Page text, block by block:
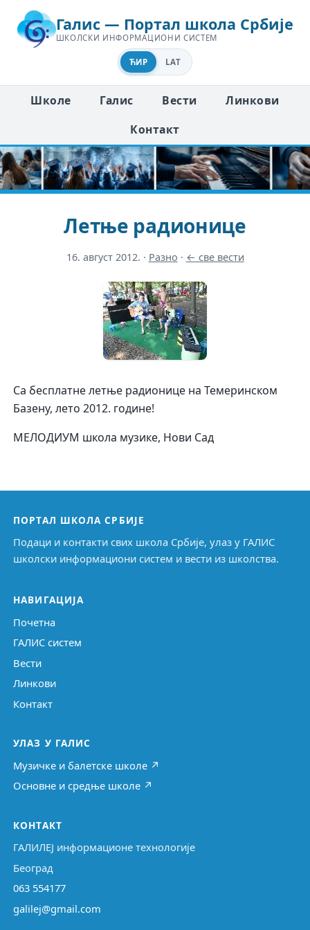
Галис — Портал школа Србије
ШКОЛСКИ ИНФОРМАЦИОНИ СИСТЕМ
ЋИР LAT
Школе Галис Вести
Линкови
Контакт
Летње радионице
16. август 2012. · Разно · ← све вести
Са бесплатне летње радионице на Темеринском
Базену, лето 2012. године!
МЕЛОДИУМ школа музике, Нови Сад
ПОРТАЛ ШКОЛА СРБИЈЕ
Подаци и контакти свих школа Србије, улаз у ГАЛИС
школски информациони систем и вести из школства.
НАВИГАЦИЈА
Почетна
ГАЛИС систем
Вести
Линкови
Контакт
УЛАЗ У ГАЛИС
Музичке и балетске школе ↗
Основне и средње школе ↗
КОНТАКТ
ГАЛИЛЕЈ информационе технологије
Београд
063 554177
galilej@gmail.com